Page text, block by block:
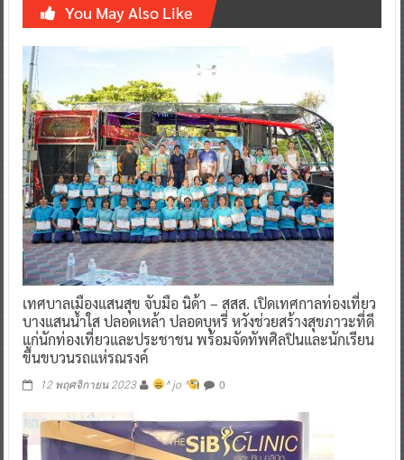
You May Also Like
เทศบาลเมืองแสนสุข จับมือ นิด้า – สสส. เปิดเทศกาลท่องเที่ยว
บางแสนน้ำใส ปลอดเหล้า ปลอดบุหรี่ หวังช่วยสร้างสุขภาวะที่ดี
แก่นักท่องเที่ยวและประชาชน พร้อมจัดทัพศิลปินและนักเรียน
ขึ้นขบวนรถแห่รณรงค์
12 พฤศจิกายน 2023 ^ jo ^ 0